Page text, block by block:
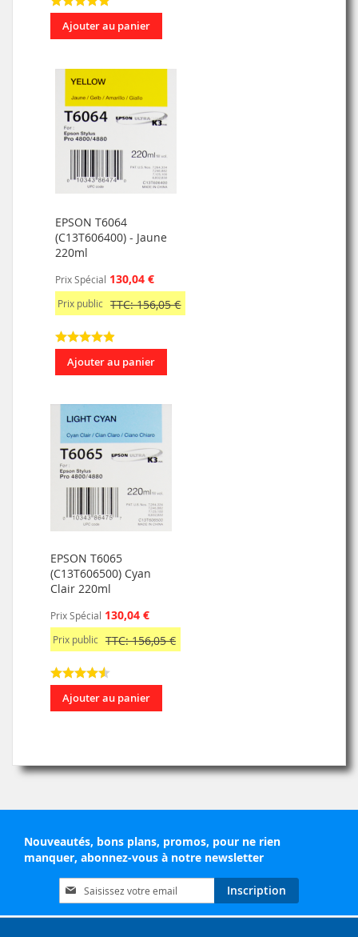
Ajouter au panier
EPSON T6064
(C13T606400) - Jaune
220ml
Prix Spécial 130,04 €
Prix public TTC: 156,05 €
Ajouter au panier
EPSON T6065
(C13T606500) Cyan
Clair 220ml
Prix Spécial 130,04 €
Prix public TTC: 156,05 €
Ajouter au panier
Nouveautés, bons plans, promos, pour ne rien
manquer, abonnez-vous à notre newsletter
Inscription
à
notre
Inscription